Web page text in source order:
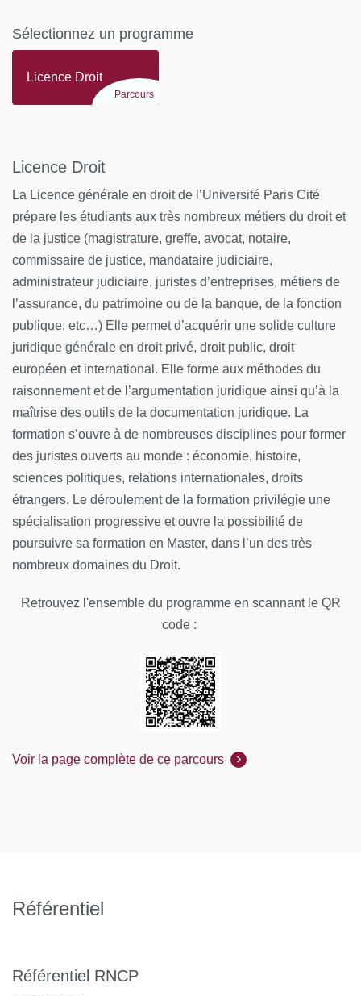
Se servir aisément des différents registres d’expression
écrite et orale de la langue française.
Communiquer par oral et par écrit, de façon claire et
non-ambiguë, dans au moins une langue étrangère.
champ professionnel :
Identifier et situer les champs professionnels
potentiellement en relation avec les acquis de la
mention ainsi que les parcours possibles pour y
accéder.
Caractériser et valoriser son identité, ses compétences
et son projet professionnel en fonction d’un contexte.
Identifier le processus de production, de diffusion et de
valorisation des savoirs.
Bloc de compétences - Action en responsabilité au
sein d'une organisation professionnelle :
Situer son rôle et sa mission au sein d'une organisation
pour s’adapter et prendre des initiatives.
Respecter les principes d’éthique, de déontologie et de
responsabilité environnementale.
Travailler en équipe et en réseau ainsi qu’en autonomie
Analyser ses actions en situation professionnelle,
s’autoévaluer pour améliorer sa pratique.
Sélectionnez un programme
Licence Droit
Parcours
Licence Droit
La Licence générale en droit de l’Université Paris Cité
prépare les étudiants aux très nombreux métiers du droit et
de la justice (magistrature, greffe, avocat, notaire,
commissaire de justice, mandataire judiciaire,
administrateur judiciaire, juristes d’entreprises, métiers de
l’assurance, du patrimoine ou de la banque, de la fonction
publique, etc…) Elle permet d’acquérir une solide culture
juridique générale en droit privé, droit public, droit
européen et international. Elle forme aux méthodes du
raisonnement et de l’argumentation juridique ainsi qu’à la
maîtrise des outils de la documentation juridique. La
formation s’ouvre à de nombreuses disciplines pour former
des juristes ouverts au monde : économie, histoire,
sciences politiques, relations internationales, droits
étrangers. Le déroulement de la formation privilégie une
spécialisation progressive et ouvre la possibilité de
poursuivre sa formation en Master, dans l’un des très
nombreux domaines du Droit.
Retrouvez l'ensemble du programme en scannant le QR
code :
Voir la page complète de ce parcours
Référentiel
Référentiel RNCP